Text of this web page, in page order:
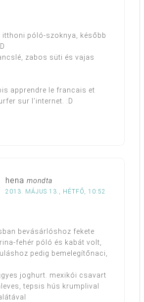
póló-szoknya, később
zabos süti és vajas
apprendre le francais et
sur l’internet. :D
hena mondta
2013. MÁJUS 13., HÉTFŐ, 10:52
bevásárlóshoz fekete
fehér póló és kabát volt,
pedig bemelegítőnaci,
joghurt. mexikói csavart
tepsis hús krumplival